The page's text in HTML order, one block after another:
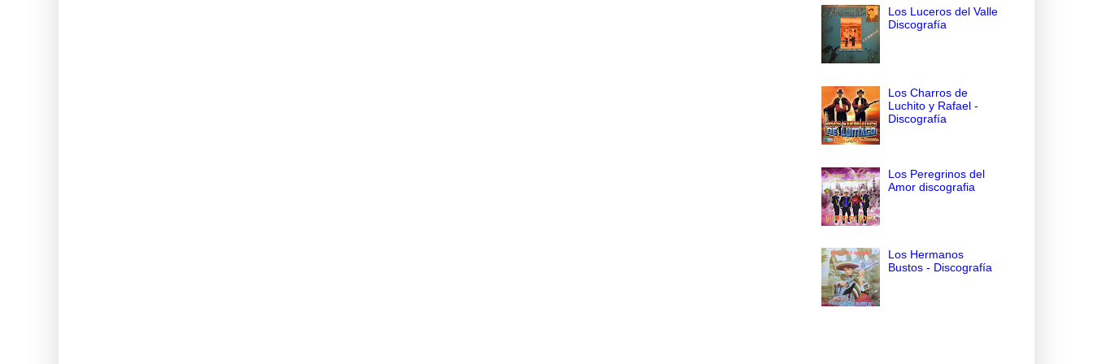
Los Luceros del Valle
Discografía
Los Charros de
Luchito y Rafael -
Discografía
Los Peregrinos del
Amor discografia
Los Hermanos
Bustos - Discografía